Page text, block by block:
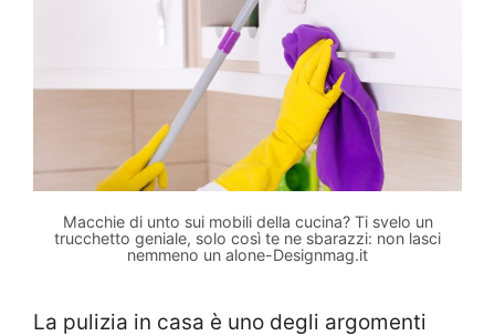
Macchie di unto sui mobili della cucina? Ti svelo un
trucchetto geniale, solo così te ne sbarazzi: non lasci
nemmeno un alone-Designmag.it
La pulizia in casa è uno degli argomenti